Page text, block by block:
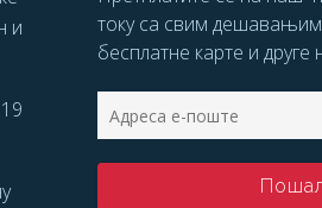
и
току са свим
бесплатне карте и друге